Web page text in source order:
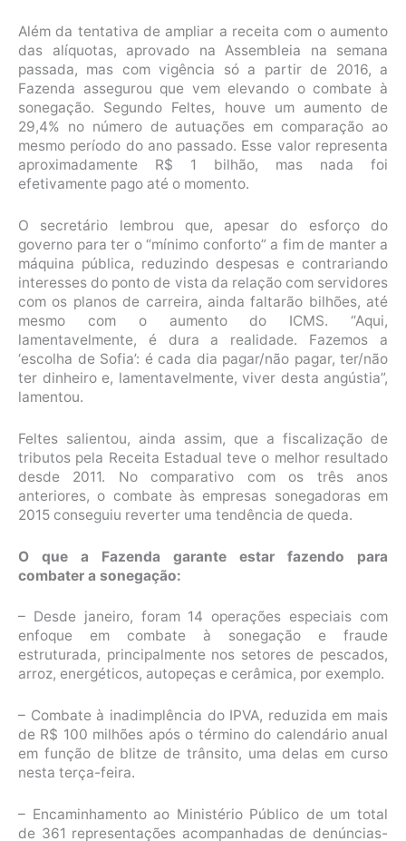
Além da tentativa de ampliar a receita com o aumento
das alíquotas, aprovado na Assembleia na semana
passada, mas com vigência só a partir de 2016, a
Fazenda assegurou que vem elevando o combate à
sonegação. Segundo Feltes, houve um aumento de
29,4% no número de autuações em comparação ao
mesmo período do ano passado. Esse valor representa
aproximadamente R$ 1 bilhão, mas nada foi
efetivamente pago até o momento.
O secretário lembrou que, apesar do esforço do
governo para ter o “mínimo conforto” a fim de manter a
máquina pública, reduzindo despesas e contrariando
interesses do ponto de vista da relação com servidores
com os planos de carreira, ainda faltarão bilhões, até
mesmo com o aumento do ICMS. “Aqui,
lamentavelmente, é dura a realidade. Fazemos a
‘escolha de Sofia’: é cada dia pagar/não pagar, ter/não
ter dinheiro e, lamentavelmente, viver desta angústia”,
lamentou.
Feltes salientou, ainda assim, que a fiscalização de
tributos pela Receita Estadual teve o melhor resultado
desde 2011. No comparativo com os três anos
anteriores, o combate às empresas sonegadoras em
2015 conseguiu reverter uma tendência de queda.
O que a Fazenda garante estar fazendo para
combater a sonegação:
– Desde janeiro, foram 14 operações especiais com
enfoque em combate à sonegação e fraude
estruturada, principalmente nos setores de pescados,
arroz, energéticos, autopeças e cerâmica, por exemplo.
– Combate à inadimplência do IPVA, reduzida em mais
de R$ 100 milhões após o término do calendário anual
em função de blitze de trânsito, uma delas em curso
nesta terça-feira.
– Encaminhamento ao Ministério Público de um total
de 361 representações acompanhadas de denúncias-